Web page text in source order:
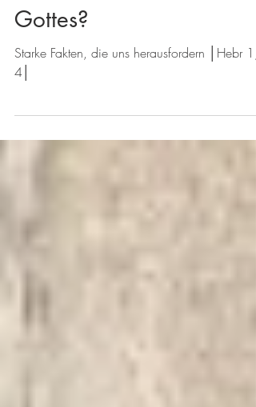
Der Brief an die Hebräer
H02 Wer ist der Sohn
Gottes?
Starke Fakten, die uns herausfordern │Hebr
4│